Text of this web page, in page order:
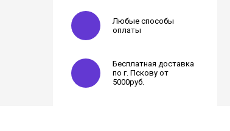
Любые способы
оплаты
Бесплатная доставка
по г. Пскову от
5000руб.